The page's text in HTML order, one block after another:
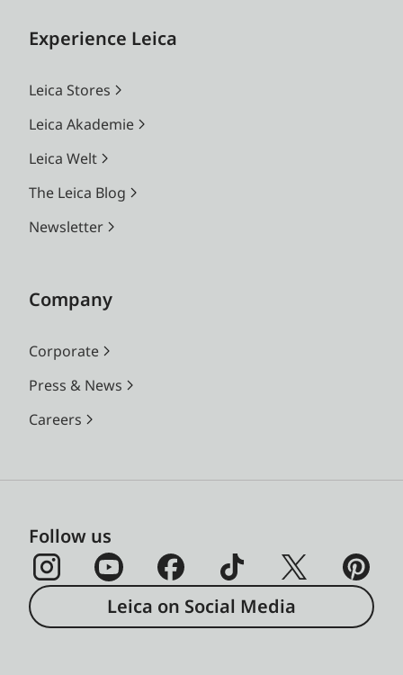
Experience Leica
Leica Stores
Leica Akademie
Leica Welt
The Leica Blog
Newsletter
Company
Corporate
Press & News
Careers
Follow us
Leica on Social Media